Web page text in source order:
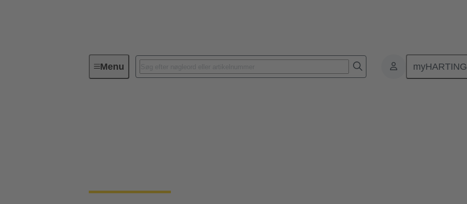
Menu myHARTING
Vindenergi Montér, saml, glem: Holdbare grænseflader til høje strømstyrker i energiapplikationer